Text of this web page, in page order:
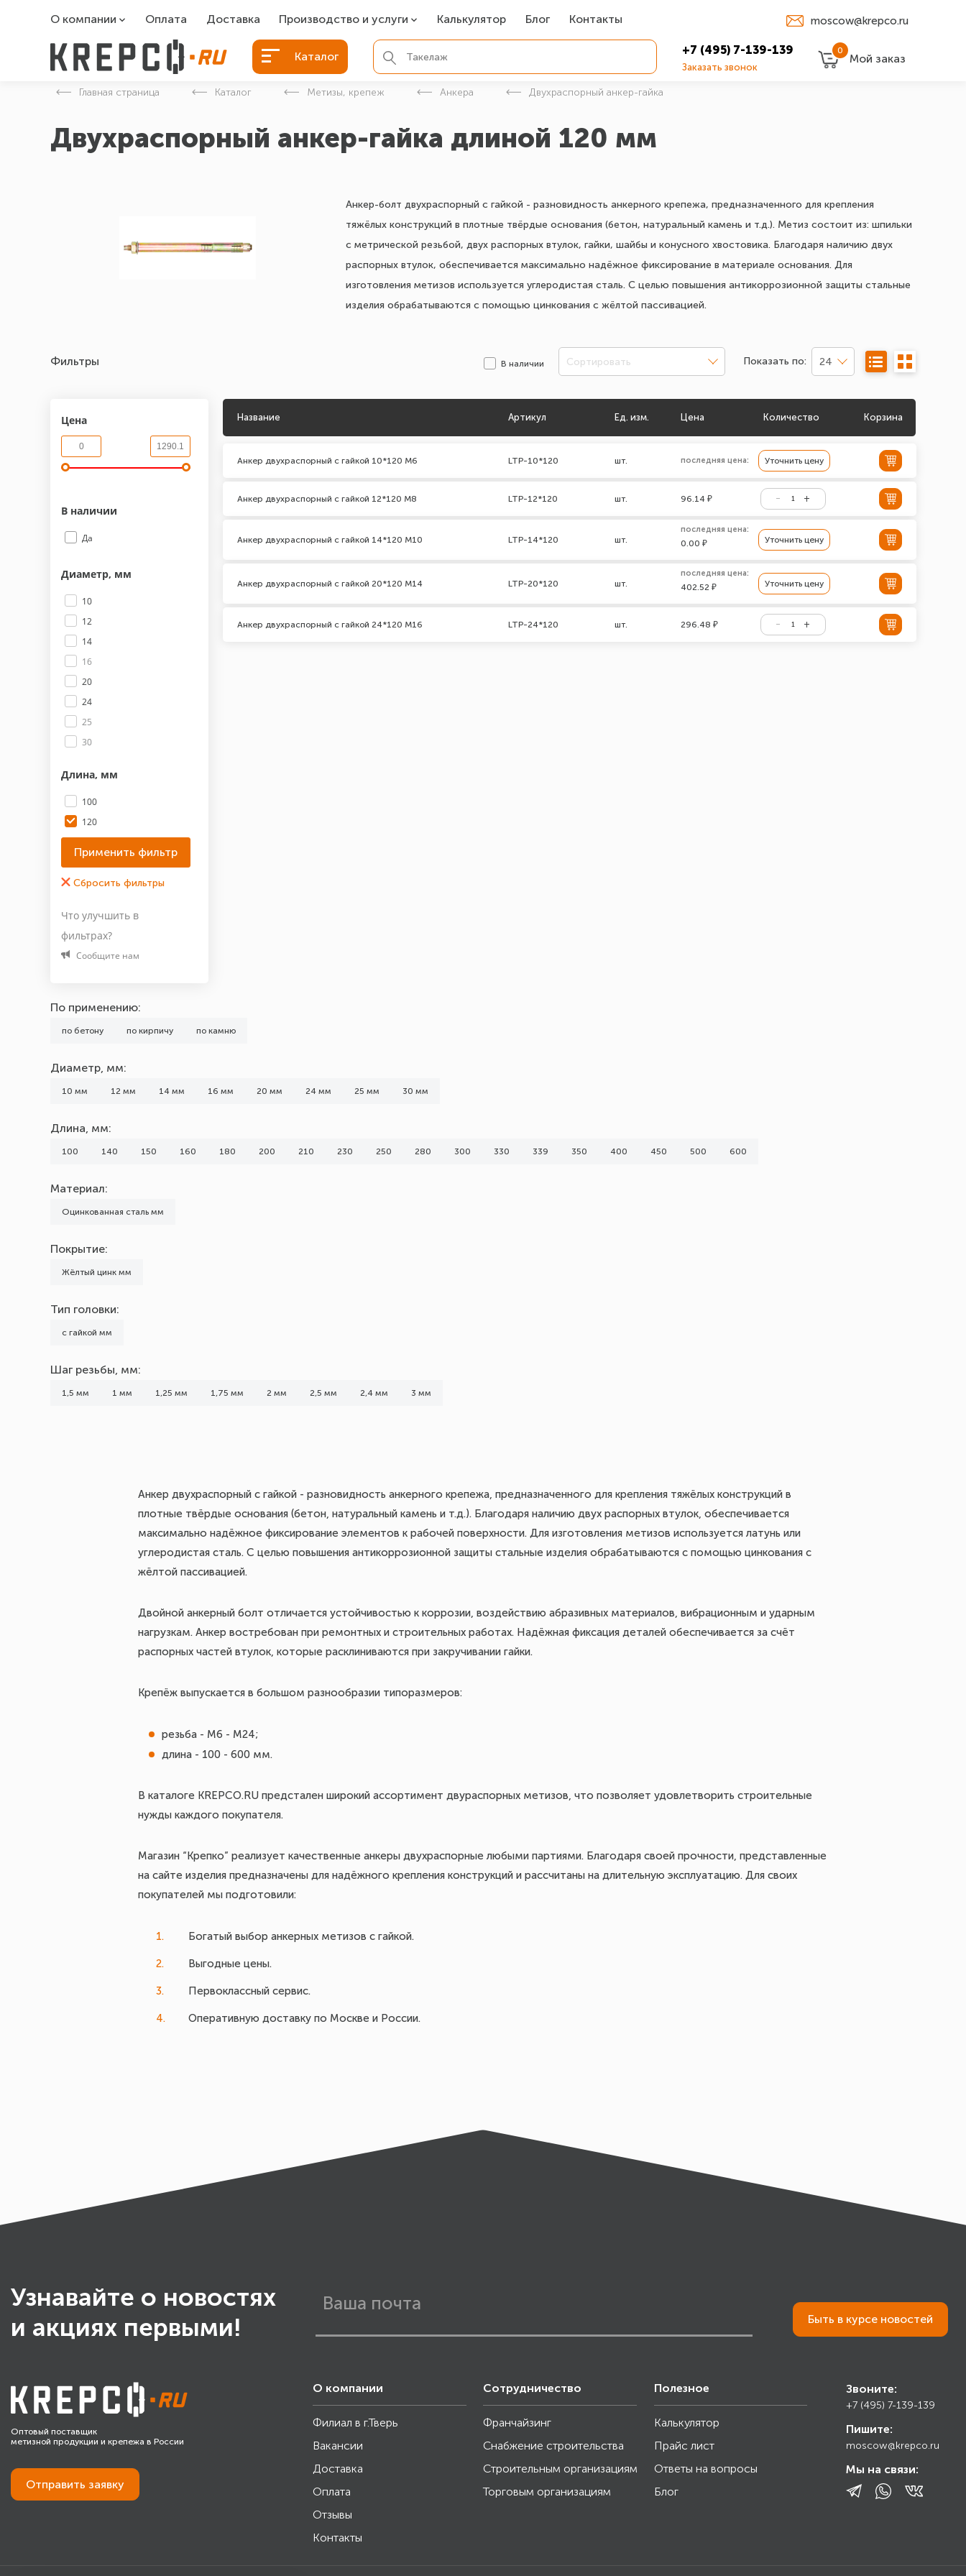
О компании
О компании
Оплата Доставка Производство и услуги
Болты БСР
Болты для фундамента
Закладные детали
Калькулятор Блог Контакты moscow@krepco.ru
Каталог +7 (495) 7-139-139
Заказать звонок
0
Мой заказ
Главная страница Каталог Метизы, крепеж Анкера Двухраспорный анкер-гайка
Двухраспорный анкер-гайка длиной 120 мм
Анкер-болт двухраспорный с гайкой - разновидность анкерного крепежа, предназначенного для крепления
тяжёлых конструкций в плотные твёрдые основания (бетон, натуральный камень и т.д.). Метиз состоит из: шпильки
с метрической резьбой, двух распорных втулок, гайки, шайбы и конусного хвостовика. Благодаря наличию двух
распорных втулок, обеспечивается максимально надёжное фиксирование в материале основания. Для
изготовления метизов используется углеродистая сталь. С целью повышения антикоррозионной защиты стальные
изделия обрабатываются с помощью цинкования с жёлтой пассивацией.
Фильтры В наличии Сортировать Показать по: 24
Цена
В наличии
Да
Диаметр, мм
10
12
14
16
20
24
25
30
Длина, мм
100
120
150
160
200
210
Показать все 19
Что улучшить в
фильтрах?
Сообщите нам
Название Артикул Ед. изм. Цена Количество Корзина
Анкер двухраспорный с гайкой 10*120 М6 LTP-10*120 шт. последняя цена: Уточнить цену
Анкер двухраспорный с гайкой 12*120 М8 LTP-12*120 шт. 96.14 ₽
Анкер двухраспорный с гайкой 14*120 М10 LTP-14*120 шт.
последняя цена:
0.00 ₽ Уточнить цену
Анкер двухраспорный с гайкой 20*120 М14 LTP-20*120 шт.
последняя цена:
402.52 ₽ Уточнить цену
Анкер двухраспорный с гайкой 24*120 М16 LTP-24*120 шт. 296.48 ₽
По применению:
по бетону по кирпичу по камню
Диаметр, мм:
10 мм 12 мм 14 мм 16 мм 20 мм 24 мм 25 мм 30 мм
Длина, мм:
100 140 150 160 180 200 210 230 250 280 300 330 339 350 400 450 500 600
Материал:
Оцинкованная сталь мм
Покрытие:
Жёлтый цинк мм
Тип головки:
с гайкой мм
Шаг резьбы, мм:
1,5 мм 1 мм 1,25 мм 1,75 мм 2 мм 2,5 мм 2,4 мм 3 мм
Анкер двухраспорный с гайкой - разновидность анкерного крепежа, предназначенного для крепления тяжёлых конструкций в
плотные твёрдые основания (бетон, натуральный камень и т.д.). Благодаря наличию двух распорных втулок, обеспечивается
максимально надёжное фиксирование элементов к рабочей поверхности. Для изготовления метизов используется латунь или
углеродистая сталь. С целью повышения антикоррозионной защиты стальные изделия обрабатываются с помощью цинкования с
жёлтой пассивацией.
Двойной анкерный болт отличается устойчивостью к коррозии, воздействию абразивных материалов, вибрационным и ударным
нагрузкам. Анкер востребован при ремонтных и строительных работах. Надёжная фиксация деталей обеспечивается за счёт
распорных частей втулок, которые расклиниваются при закручивании гайки.
Крепёж выпускается в большом разнообразии типоразмеров:
резьба - М6 - М24;
длина - 100 - 600 мм.
В каталоге KREPCO.RU предстален широкий ассортимент двураспорных метизов, что позволяет удовлетворить строительные
нужды каждого покупателя.
Магазин “Крепко” реализует качественные анкеры двухраспорные любыми партиями. Благодаря своей прочности, представленные
на сайте изделия предназначены для надёжного крепления конструкций и рассчитаны на длительную эксплуатацию. Для своих
покупателей мы подготовили:
Богатый выбор анкерных метизов с гайкой.
Выгодные цены.
Первоклассный сервис.
Оперативную доставку по Москве и России.
Узнавайте о новостях
и акциях первыми!
Быть в курсе новостей
Оптовый поставщик
метизной продукции и крепежа в России
Отправить заявку
О компании
Филиал в г.Тверь
Вакансии
Доставка
Оплата
Отзывы
Контакты
Сотрудничество
Франчайзинг
Снабжение строительства
Строительным организациям
Торговым организациям
Полезное
Калькулятор
Прайс лист
Ответы на вопросы
Блог
Звоните:
+7 (495) 7-139-139
Пишите:
moscow@krepco.ru
Мы на связи: